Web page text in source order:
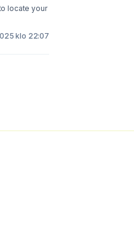
locate your
klo 22:07